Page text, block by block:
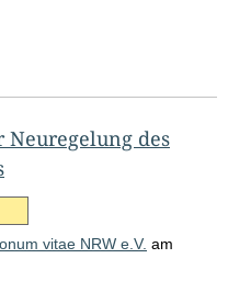
Neuregelung des
vitae NRW e.V. am